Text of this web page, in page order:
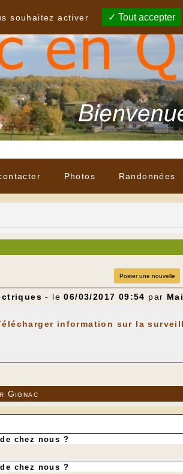
Photos Randonnées
Poster une nouvelle
- le06/03/2017 09:54 par
information sur la
Gignac
chez nous ?
chez nous ?
souhaitez activer
Tout accepter